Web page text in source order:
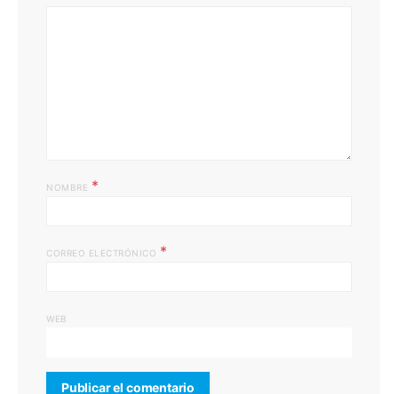
NOMBRE *
CORREO ELECTRÓNICO *
WEB